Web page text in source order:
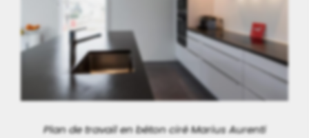
Plan de travail en béton ciré Marius Aurenti